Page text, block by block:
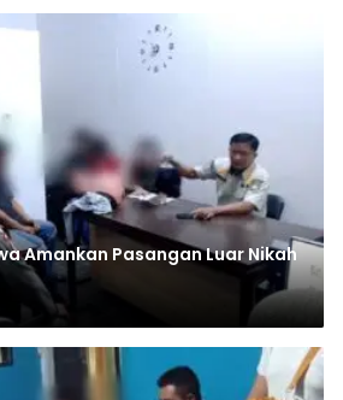
Amankan Pasangan Luar Nikah